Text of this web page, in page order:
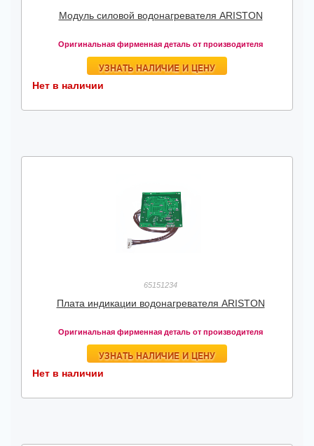
Модуль силовой водонагревателя ARISTON
Оригинальная фирменная деталь от производителя
УЗНАТЬ НАЛИЧИЕ И ЦЕНУ
Нет в наличии
65151234
Плата индикации водонагревателя ARISTON
Оригинальная фирменная деталь от производителя
УЗНАТЬ НАЛИЧИЕ И ЦЕНУ
Нет в наличии